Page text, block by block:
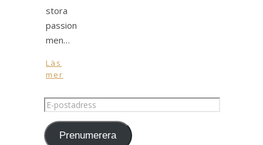
stora
passion
men…
Läs
mer
E-
postadress
Prenumerera